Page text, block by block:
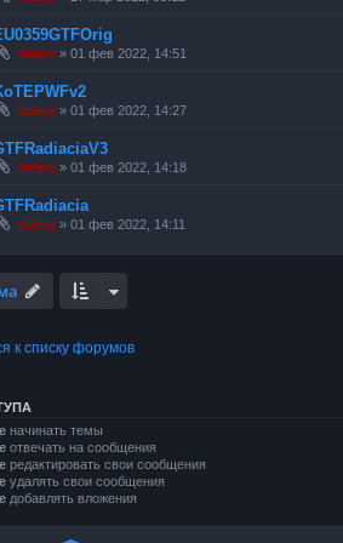
Valery » 01 фев 2022, 14:51
Valery » 01 фев 2022, 14:27
Valery » 01 фев 2022, 14:18
Valery » 01 фев 2022, 14:11
к списку форумов
начинать темы
отвечать на сообщения
редактировать свои сообщения
удалять свои сообщения
добавлять вложения